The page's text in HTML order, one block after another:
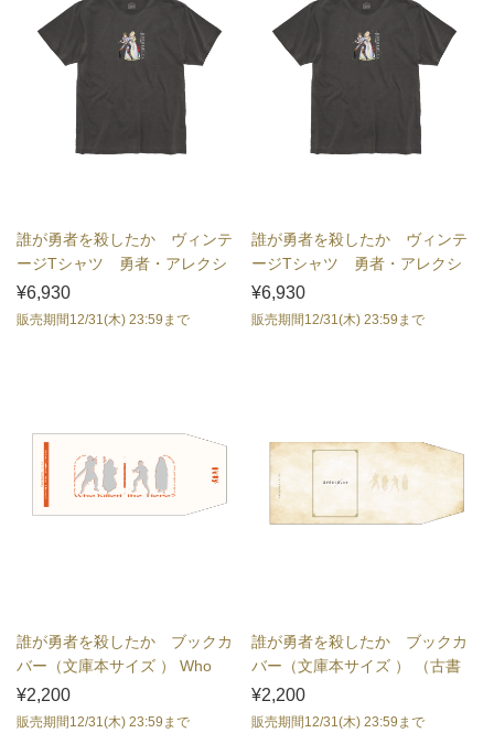
誰が勇者を殺したか ヴィンテ
ージTシャツ 勇者・アレクシ
ア Lサイズ
¥6,930
販売期間12/31(木) 23:59まで
誰が勇者を殺したか ヴィンテ
ージTシャツ 勇者・アレクシ
ア XLサイズ
¥6,930
販売期間12/31(木) 23:59まで
誰が勇者を殺したか ブックカ
バー（文庫本サイズ ） Who
Killed the...
¥2,200
販売期間12/31(木) 23:59まで
誰が勇者を殺したか ブックカ
バー（文庫本サイズ ） （古書
風）
¥2,200
販売期間12/31(木) 23:59まで